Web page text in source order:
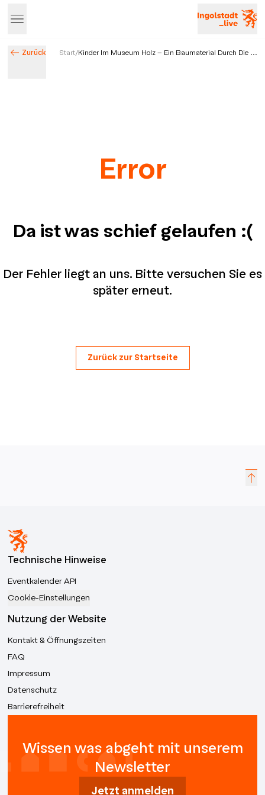
Zurück Start/Kinder Im Museum Holz - Ein Baumaterial Durch Die ...
Error
Da ist was schief gelaufen :(
Der Fehler liegt an uns. Bitte versuchen Sie es
später erneut.
Zurück zur Startseite
Technische Hinweise
Eventkalender API
Cookie-Einstellungen
Nutzung der Website
Kontakt & Öffnungszeiten
FAQ
Impressum
Datenschutz
Barrierefreiheit
Wissen was abgeht mit unserem
Newsletter
Jetzt anmelden